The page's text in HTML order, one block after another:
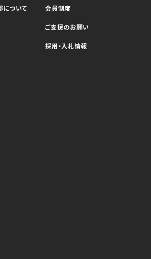
について
会員制度
ご支援のお願い
採用・入札情報